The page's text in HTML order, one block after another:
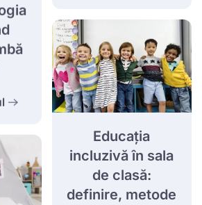
Educația
incluzivă în sala
de clasă:
definire, metode